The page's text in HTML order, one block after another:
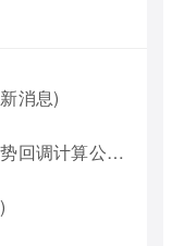
消息)
算公式是什么)